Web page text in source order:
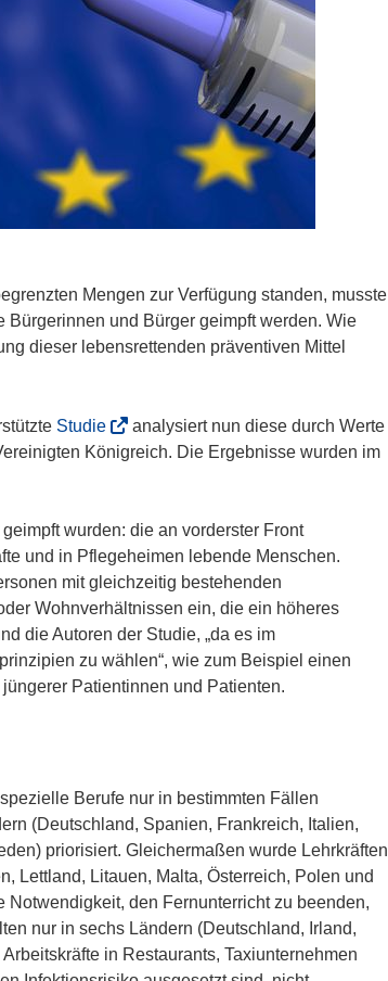
Mengen zur Verfügung standen, musste
und Bürger geimpft werden. Wie
dieser lebensrettenden präventiven Mittel
Studie(
ö
n
e
t
i
n
n
e
F
n
s
e
r
)
analysiert nun diese durch Werte
Königreich. Die Ergebnisse wurden im
wurden: die an vorderster Front
und in Pflegeheimen lebende Menschen.
mit gleichzeitig bestehenden
Wohnverhältnissen ein, die ein höheres
die Autoren der Studie, „da es im
zu wählen“, wie zum Beispiel einen
Patientinnen und Patienten.
Berufe nur in bestimmten Fällen
(Deutschland, Spanien, Frankreich, Italien,
priorisiert. Gleichermaßen wurde Lehrkräften
Lettland, Litauen, Malta, Österreich, Polen und
den Fernunterricht zu beenden,
nur in sechs Ländern (Deutschland, Irland,
in Restaurants, Taxiunternehmen